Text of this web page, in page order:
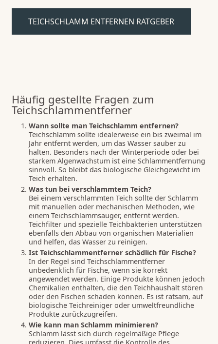
TEICHSCHLAMM ENTFERNEN RATGEBER
Häufig gestellte Fragen zum
Teichschlammentferner
Wann sollte man Teichschlamm entfernen?
Teichschlamm sollte idealerweise ein bis zweimal im
Jahr entfernt werden, um das Wasser sauber zu
halten. Besonders nach der Winterperiode oder bei
starkem Algenwachstum ist eine Schlammentfernung
sinnvoll. So bleibt das biologische Gleichgewicht im
Teich erhalten.
Was tun bei verschlammtem Teich?
Bei einem verschlammten Teich sollte der Schlamm
mit manuellen oder mechanischen Methoden, wie
einem Teichschlammsauger, entfernt werden.
Teichfilter und spezielle Teichbakterien unterstützen
ebenfalls den Abbau von organischen Materialien
und helfen, das Wasser zu reinigen.
Ist Teichschlammentferner schädlich für Fische?
In der Regel sind Teichschlammentferner
unbedenklich für Fische, wenn sie korrekt
angewendet werden. Einige Produkte können jedoch
Chemikalien enthalten, die den Teichhaushalt stören
oder den Fischen schaden können. Es ist ratsam, auf
biologische Teichreiniger oder umweltfreundliche
Produkte zurückzugreifen.
Wie kann man Schlamm minimieren?
Schlamm lässt sich durch regelmäßige Pflege